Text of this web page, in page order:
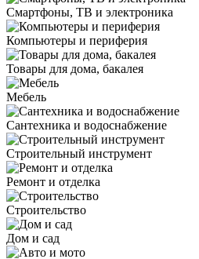
Смартфоны, ТВ и электроника
Компьютеры и периферия
Товары для дома, бакалея
Мебель
Сантехника и водоснабжение
Строительный инструмент
Ремонт и отделка
Строительство
Дом и сад